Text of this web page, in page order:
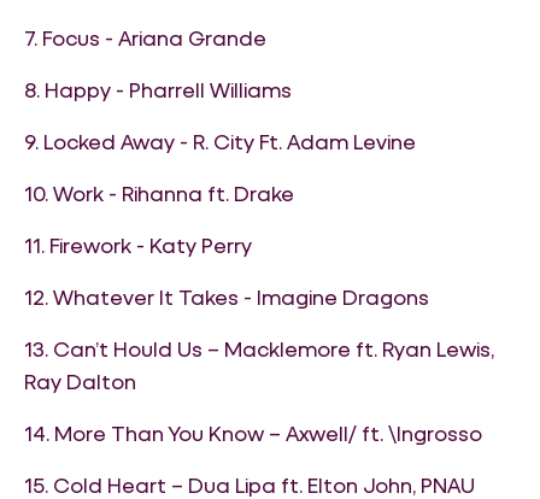
7. Focus - Ariana Grande
8. Happy - Pharrell Williams
9. Locked Away - R. City Ft. Adam Levine
10. Work - Rihanna ft. Drake
11. Firework - Katy Perry
12. Whatever It Takes - Imagine Dragons
13. Can’t Hould Us – Macklemore ft. Ryan Lewis,
Ray Dalton
14. More Than You Know – Axwell/ ft. \Ingrosso
15. Cold Heart – Dua Lipa ft. Elton John, PNAU